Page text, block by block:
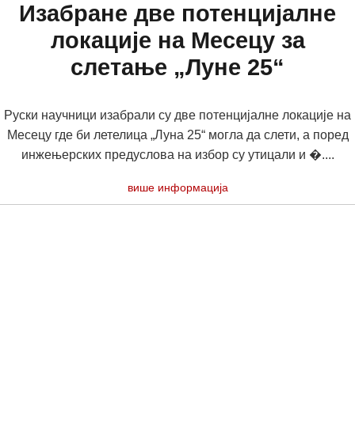
Изабране две потенцијалне
локације на Месецу за
слетање „Луне 25“
Руски научници изабрали су две потенцијалне локације на
Месецу где би летелица „Луна 25“ могла да слети, а поред
инжењерских предуслова на избор су утицали и �....
више информација